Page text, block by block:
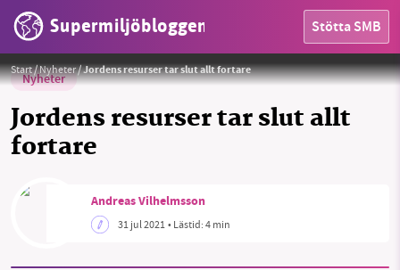
Supermiljöbloggen Stötta SMB
Start/Nyheter/Jordens resurser tar slut allt fortare
Nyheter
Jordens resurser tar slut allt
fortare
Foto:Pixabay
Andreas Vilhelmsson
31 jul 2021• Lästid:4 min